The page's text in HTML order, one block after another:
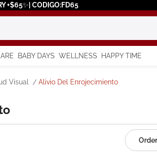
+$65✨| CODIGO:FD65
BABY DAYS WELLNESS HAPPY TIME
Visual Alivio Del Enrojecimiento